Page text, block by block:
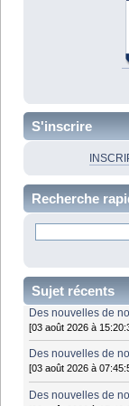
S'inscrire
Recherche
Sujet récents
Des nouvelles de
[03 août 2026 à
Des nouvelles de
[03 août 2026 à
Des nouvelles de